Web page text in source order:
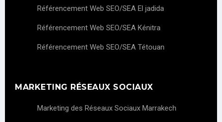
Référencement Web SEO/SEA El jadida
Référencement Web SEO/SEA Kénitra
Référencement Web SEO/SEA Tétouan
MARKETING RÉSEAUX SOCIAUX
Marketing des Réseaux Sociaux Marrakech